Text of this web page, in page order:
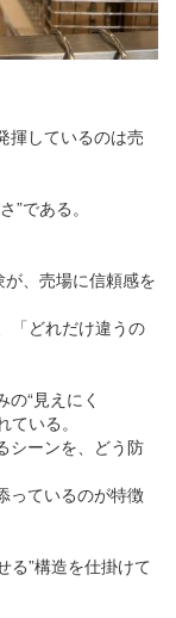
揮しているのは売
”である。
が、売場に信頼感を
「どれだけ違うの
“見えにく
いる。
シーンを、どう防
っているのが特徴
る”構造を仕掛けて